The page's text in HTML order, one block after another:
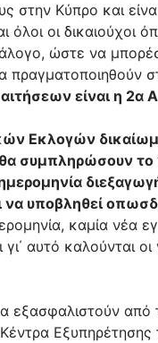
στην Κύπρο και
όλοι οι δικαιούχοι
ώστε να
πραγματοποιηθούν
είναι η 2α
Εκλογών
θα συμπληρώσουν το
υποβληθεί
καμία νέα
αυτό καλούνται
εξασφαλιστούν